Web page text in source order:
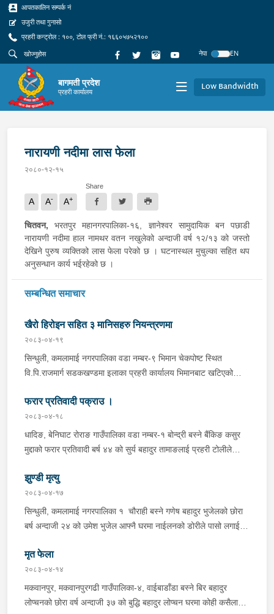
आपतकालिन सम्पर्क नं
उजुरी तथा गुनासो
प्रहरी कन्ट्रोल : १००, टोल फ्री नं.: १६६०५७५२१००
नेपा
EN
बागमती प्रदेश
प्रहरी कार्यालय Low Bandwidth
नारायणी नदीमा लास फेला
२०८०-१२-१५
A A- A+
Share
चितवन, भरतपुर महानगरपालिका-१६, ज्ञानेश्वर सामुदायिक बन पछाडी
नारायणी नदीमा हाल नामथर वतन नखुलेको अन्दाजी वर्ष १२/१३ को जस्तो
देखिने पुरुष व्यक्तिको लास फेला परेको छ । घटनास्थल मुचुल्का सहित थप
अनुसन्धान कार्य भईरहेको छ ।
सम्बन्धित समाचार
खैरो हिरोइन सहित ३ मानिसहरु नियन्त्रणमा
२०८३-०४-१९
सिन्धुली, कमलामाई नगरपालिका वडा नम्बर-९ भिमान चेकपोष्ट स्थित
वि.पि.राजमार्ग सडकखण्डमा इलाका प्रहरी कार्यालय भिमानबाट खटिएको
बर्दिवासको संयुक्त टोलीले मोरङबाट काठमाण्डौ तर्फ जाँदै गरेको चालक
सिन्धुली कमलामाई नगरपालिका वडा नम्बर- १२ बस्ने बर्ष अन्दाजी-२९ को
चन्द्र बहादुर माझीले चलाएको म.प्र. व०४-००१ ज ००८६ नं. को
यात्रुबाहक E.V. हायसमा सवार जिल्ला सिराह मिर्चैया नगरपालिका-५ बस्ने
ल्याएको तरकारीको बोरा भित्र डब्बामा प्लास्टिकले पोका पारी लुकाई छिपाई
ल्याएको लागु औषध खैरो हिरोइन जस्तो देखिने गिलो पदार्थ ४५.१९० फेला
पारी नियन्त्रणमा लिई सोधपुछ गर्दा पछाडी मोटरसाइकलमा सवार चालक
अभिषेक कुमार साह र सवार राहुल कुमार मण्डलले उक्त सामान दिई पठाएको
भनि खुल्न आएको हुँदा मोटरसाइकल सहित निजहरुलाई नियन्त्रणमा लिई थप
अनुसन्धान कार्य भईरहेको ।
फरार प्रतिवादी पक्राउ ।
२०८३-०४-१८
धादिङ, बेनिघाट रोराङ गाउँपालिका वडा नम्बर-१ बोन्द्री बस्ने बैंकिङ कसुर
मुद्दाको फरार प्रतिवादी बर्ष ४४ को सुर्य बहादुर तामाङलाई प्रहरी टोलीले
झुण्डी मृत्यु
२०८३-०४-१७
सिन्धुली, कमलामाई नगरपालिका १ चौराही बस्ने गणेष बहादुर भुजेलको छोरा
बर्ष अन्दाजी २४ को उमेश भुजेल आफ्नै घरमा नाईलनको डोरीले पासो लगाई
घटनास्थलमा मुचुल्का सहित थप अनुसन्धान कार्य भइरहेको ।
मृत फेला
२०८३-०४-१४
मकवानपुर, मकवानपुरगढी गाउँपालिका-४, वाईबाडाँडा बस्ने बिर बहादुर
लोप्चनको छोरा वर्ष अन्दाजी ३७ को बुद्धि बहादुर लोप्चन घरमा कोही कसैलाई